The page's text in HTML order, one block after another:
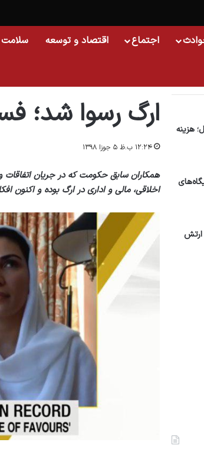
اجتماع اقتصاد و توسعه سلامت
ارگ رسوا شد؛
۱۲:۲۴ ب.ظ ۵ جوزا ۱۳۹۸
همکاران سابق حکومت که در جریان اتفاقات
اخلاقی، مالی و اداری در ارگ بوده و اکنون
هزینه
ارتش